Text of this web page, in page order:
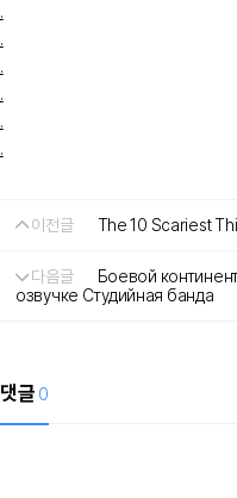
.
.
.
.
.
.
이전글 The 10 Scariest
다음글
Боевой
озвучке Студийная банда
댓글 0